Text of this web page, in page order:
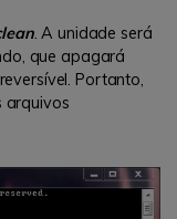
. A unidade será
que apagará
Portanto,
arquivos